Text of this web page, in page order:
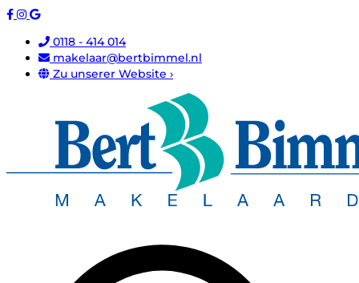
0118 - 414 014
makelaar@bertbimmel.nl
Zu unserer Website ›